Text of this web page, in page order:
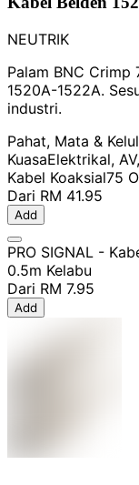
NEUTRIK
Palam BNC Crimp
1520A-1522A.
industri.
Pahat, Mata &
KuasaElektrikal,
Kabel Koaksial75
Dari RM 41.95
Add
PRO SIGNAL -
0.5m Kelabu
Dari RM 7.95
Add